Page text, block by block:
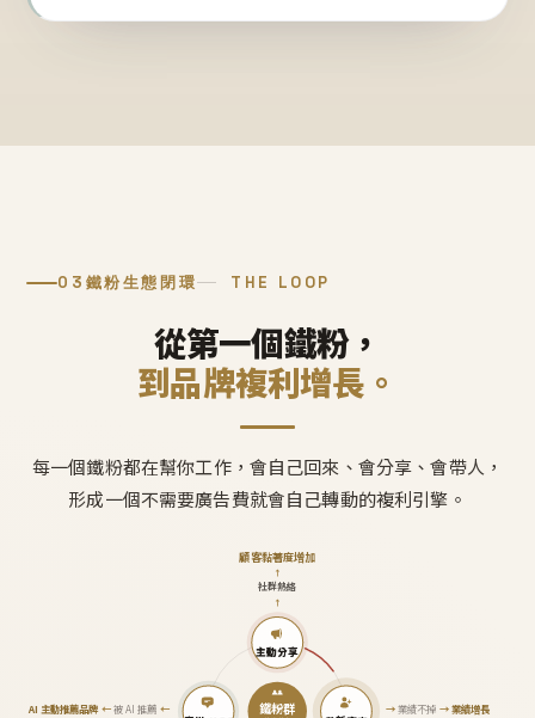
03 鐵粉生態閉環 THE LOOP
從第一個鐵粉，
到品牌複利增長。
每一個鐵粉都在幫你工作，會自己回來、會分享、會帶人，
形成一個不需要廣告費就會自己轉動的複利引擎。
鐵粉群
主動分享
↑
社群熱絡
↑
顧客黏著度增加
→業績不掉 →業績增長
AI 主動推薦品牌←被 AI 推薦 ←